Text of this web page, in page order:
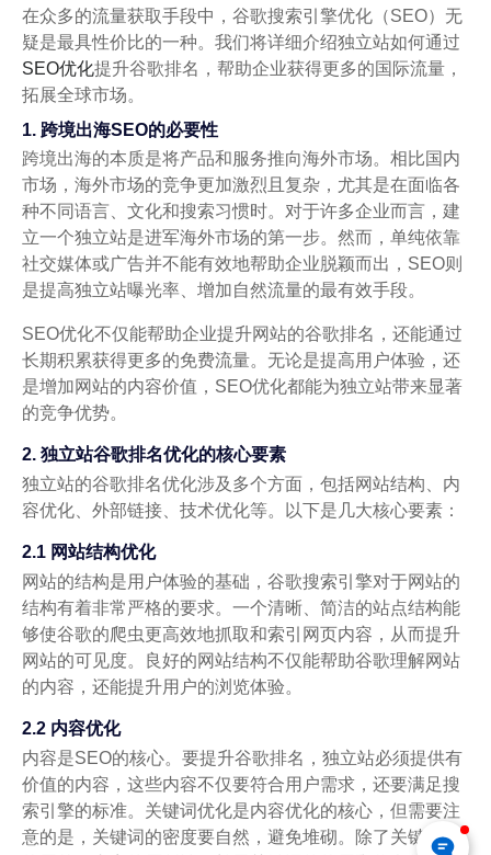
在众多的流量获取手段中，谷歌搜索引擎优化（SEO）无
疑是最具性价比的一种。我们将详细介绍独立站如何通过
SEO优化提升谷歌排名，帮助企业获得更多的国际流量，
拓展全球市场。
1. 跨境出海SEO的必要性
跨境出海的本质是将产品和服务推向海外市场。相比国内
市场，海外市场的竞争更加激烈且复杂，尤其是在面临各
种不同语言、文化和搜索习惯时。对于许多企业而言，建
立一个独立站是进军海外市场的第一步。然而，单纯依靠
社交媒体或广告并不能有效地帮助企业脱颖而出，SEO则
是提高独立站曝光率、增加自然流量的最有效手段。
SEO优化不仅能帮助企业提升网站的谷歌排名，还能通过
长期积累获得更多的免费流量。无论是提高用户体验，还
是增加网站的内容价值，SEO优化都能为独立站带来显著
的竞争优势。
2. 独立站谷歌排名优化的核心要素
独立站的谷歌排名优化涉及多个方面，包括网站结构、内
容优化、外部链接、技术优化等。以下是几大核心要素：
2.1 网站结构优化
网站的结构是用户体验的基础，谷歌搜索引擎对于网站的
结构有着非常严格的要求。一个清晰、简洁的站点结构能
够使谷歌的爬虫更高效地抓取和索引网页内容，从而提升
网站的可见度。良好的网站结构不仅能帮助谷歌理解网站
的内容，还能提升用户的浏览体验。
2.2 内容优化
内容是SEO的核心。要提升谷歌排名，独立站必须提供有
价值的内容，这些内容不仅要符合用户需求，还要满足搜
索引擎的标准。关键词优化是内容优化的核心，但需要注
意的是，关键词的密度要自然，避免堆砌。除了关键词的